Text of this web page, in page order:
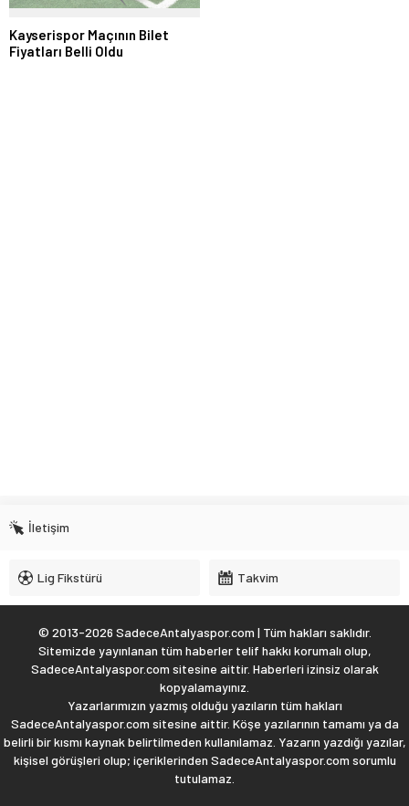
Kayserispor Maçının Bilet
Fiyatları Belli Oldu
İletişim
Lig Fikstürü Takvim
© 2013-2026 SadeceAntalyaspor.com | Tüm hakları saklıdır.
Sitemizde yayınlanan tüm haberler telif hakkı korumalı olup,
SadeceAntalyaspor.com sitesine aittir. Haberleri izinsiz olarak
kopyalamayınız.
Yazarlarımızın yazmış olduğu yazıların tüm hakları
SadeceAntalyaspor.com sitesine aittir. Köşe yazılarının tamamı ya da
belirli bir kısmı kaynak belirtilmeden kullanılamaz. Yazarın yazdığı yazılar,
kişisel görüşleri olup; içeriklerinden SadeceAntalyaspor.com sorumlu
tutulamaz.